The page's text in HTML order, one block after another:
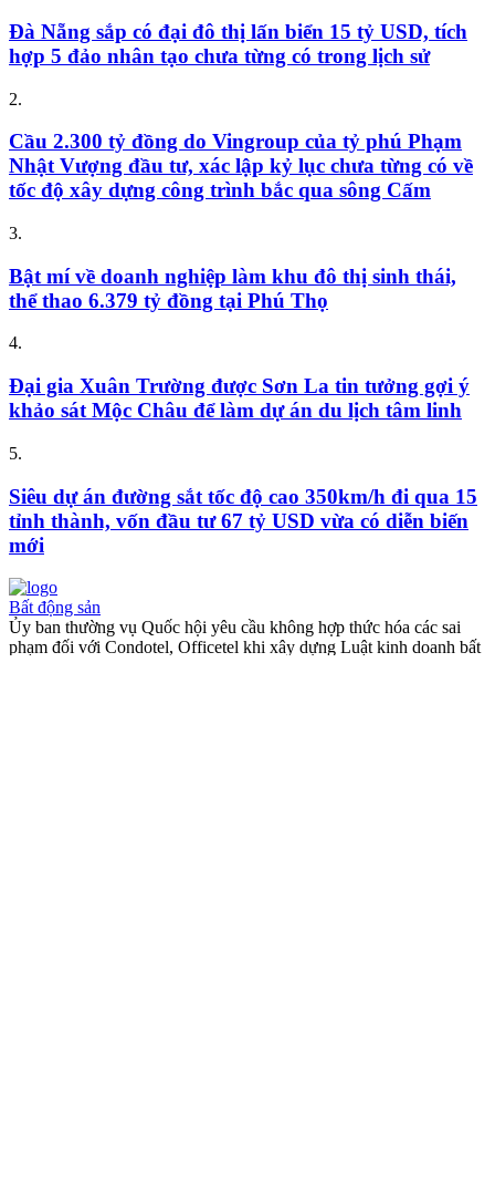
Đà Nẵng sắp có đại đô thị lấn biển 15 tỷ USD, tích
hợp 5 đảo nhân tạo chưa từng có trong lịch sử
2.
Cầu 2.300 tỷ đồng do Vingroup của tỷ phú Phạm
Nhật Vượng đầu tư, xác lập kỷ lục chưa từng có về
tốc độ xây dựng công trình bắc qua sông Cấm
3.
Bật mí về doanh nghiệp làm khu đô thị sinh thái,
thể thao 6.379 tỷ đồng tại Phú Thọ
4.
Đại gia Xuân Trường được Sơn La tin tưởng gợi ý
khảo sát Mộc Châu để làm dự án du lịch tâm linh
5.
Siêu dự án đường sắt tốc độ cao 350km/h đi qua 15
tỉnh thành, vốn đầu tư 67 tỷ USD vừa có diễn biến
mới
Bất động sản
Ủy ban thường vụ Quốc hội yêu cầu không hợp thức hóa các sai
phạm đối với Condotel, Officetel khi xây dựng Luật kinh doanh bất